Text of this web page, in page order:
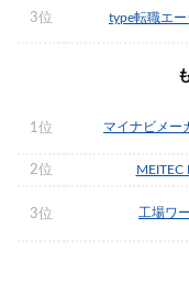
3位 type転職エ
1位 マイナビメー
2位 MEITEC
3位 工場ワ